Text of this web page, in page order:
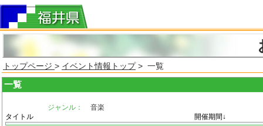
トップページ > イベント情報トップ> 一覧
一覧
ジャンル：
音楽
タイトル
開催期間↓